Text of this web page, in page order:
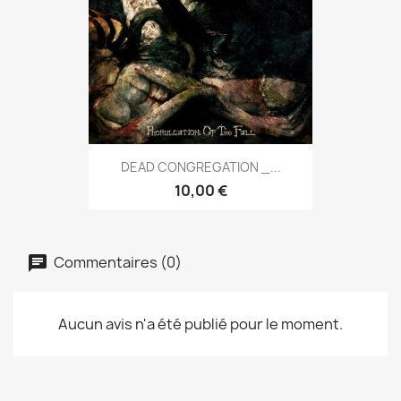
DEAD CONGREGATION _...
10,00 €
Commentaires (0)
Aucun avis n'a été publié pour le moment.